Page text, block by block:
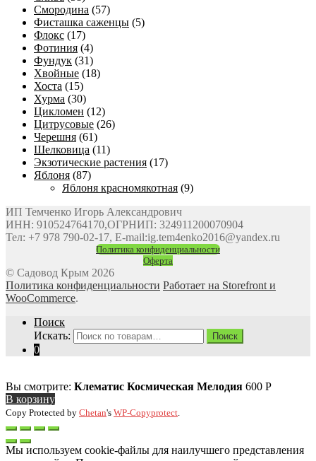
Смородина (57)
Фисташка саженцы (5)
Флокс (17)
Фотиния (4)
Фундук (31)
Хвойные (18)
Хоста (15)
Хурма (30)
Цикломен (12)
Цитрусовые (26)
Черешня (61)
Шелковица (11)
Экзотические растения (17)
Яблоня (87)
Яблоня красномякотная (9)
ИП Темченко Игорь Александрович
ИНН: 910524764170,ОГРНИП: 324911200070904
Тел: +7 978 790-02-17, E-mail:ig.tem4enko2016@yandex.ru
Политика конфиденциальности
Оферта
© Садовод Крым 2026
Политика конфиденциальности Работает на Storefront и
WooCommerce.
Поиск
Искать:
Поиск
0
Вы смотрите: Клематис Космическая Мелодия 600 Р
В корзину
Copy Protected by Chetan's WP-Copyprotect
Мы используем cookie-файлы для наилучшего представления